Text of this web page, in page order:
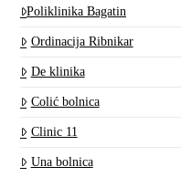
Poliklinika Bagatin
Ordinacija Ribnikar
De klinika
Colić bolnica
Clinic 11
Una bolnica